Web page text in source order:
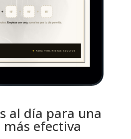
al día para una
más efectiva